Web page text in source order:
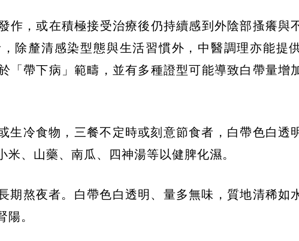
作，或在積極接受治療後仍持續感到外陰部搔癢與
除釐清感染型態與生活習慣外，中醫調理亦能提
「帶下病」範疇，並有多種證型可能導致白帶量增
生冷食物，三餐不定時或刻意節食者，白帶色白透
、山藥、南瓜、四神湯等以健脾化濕。
期熬夜者。白帶色白透明、量多無味，質地清稀如
。